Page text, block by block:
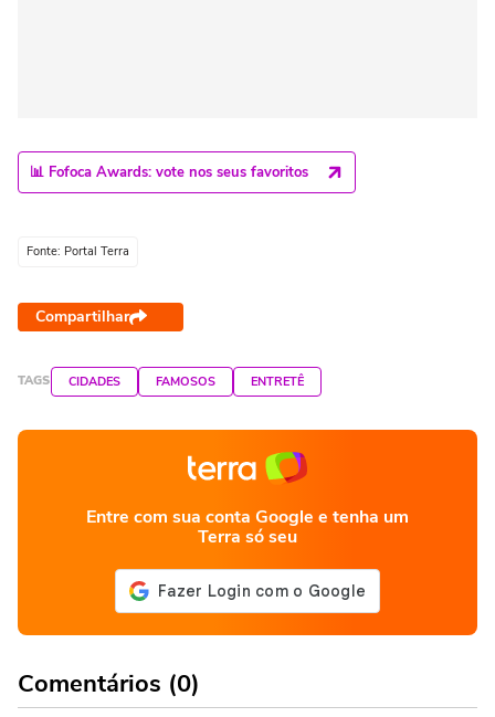
📊 Fofoca Awards: vote nos seus favoritos
Fonte: Portal Terra
Compartilhar
TAGS CIDADES FAMOSOS ENTRETÊ
Entre com sua conta Google e tenha um
Terra só seu
Comentários (0)